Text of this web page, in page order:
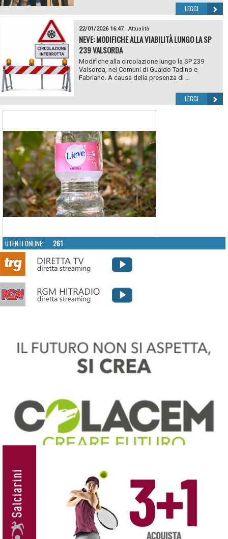
LEGGI
22/01/2026 16:47| Attualità
NEVE: MODIFICHE ALLA VIABILITÀ LUNGO LA SP
239 VALSORDA
Modifiche alla circolazione lungo la SP 239
Valsorda, nei Comuni di Gualdo Tadino e
Fabriano. A causa della presenza di ...
LEGGI
UTENTI ONLINE: 261